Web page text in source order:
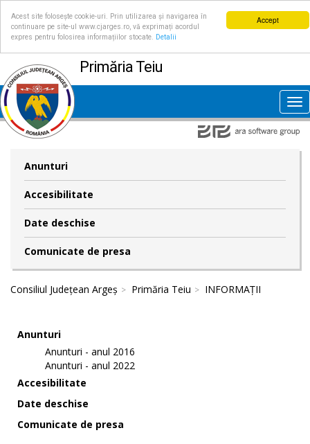
Accept
Acest site folosește cookie-uri. Prin utilizarea și navigarea în
continuare pe site-ul www.cjarges.ro, vă exprimați acordul
expres pentru folosirea informațiilor stocate.
Detalii
Primăria Teiu
Anunturi
Accesibilitate
Date deschise
Comunicate de presa
Consiliul Județean Argeș Primăria Teiu INFORMAȚII
Anunturi
Anunturi - anul 2016
Anunturi - anul 2022
Accesibilitate
Date deschise
Comunicate de presa